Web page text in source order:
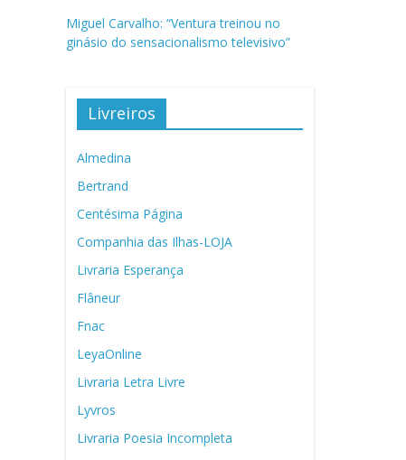
Miguel Carvalho: “Ventura treinou no
ginásio do sensacionalismo televisivo”
Livreiros
Almedina
Bertrand
Centésima Página
Companhia das Ilhas-LOJA
Livraria Esperança
Flâneur
Fnac
LeyaOnline
Livraria Letra Livre
Lyvros
Livraria Poesia Incompleta